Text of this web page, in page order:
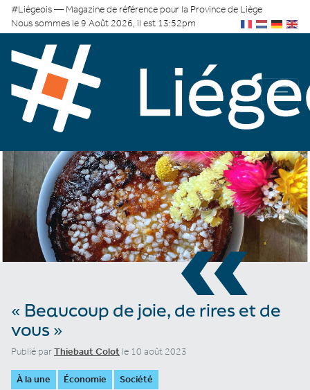
#Liégeois — Magazine de référence pour la Province de Liège
Nous sommes le 9 Août 2026, il est 13:52pm
«
« Beaucoup de joie, de rires et de
vous »
Publié parThiebaut Colot le 10 août 2023
À la une Économie Société